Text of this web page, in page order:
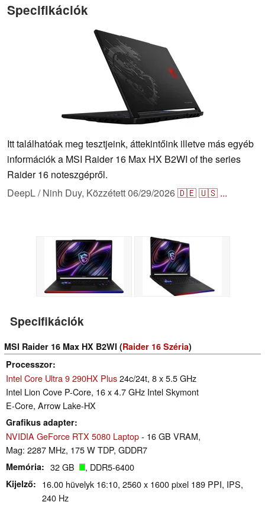
Specifikációk
Itt találhatóak meg tesztjeink, áttekintőink illetve más egyéb
információk a MSI Raider 16 Max HX B2WI of the series
Raider 16 noteszgépről.
DeepL / Ninh Duy, Közzétett06/29/2026🇩🇪🇺🇸 ...
Specifikációk
MSI Raider 16 Max HX B2WI (Raider 16 Széria)
Processzor
Intel Core Ultra 9 290HX Plus24c/24t, 8 x 5.5 GHz
Intel Lion Cove P-Core, 16 x 4.7 GHz Intel Skymont
E-Core, Arrow Lake-HX
Grafikus adapter
NVIDIA GeForce RTX 5080 Laptop- 16 GB VRAM,
Mag: 2287 MHz, 175 W TDP, GDDR7
Memória 32 GB , DDR5-6400
Kijelző
16.00 hüvelyk 16:10, 2560 x 1600 pixel 189 PPI, IPS,
240 Hz